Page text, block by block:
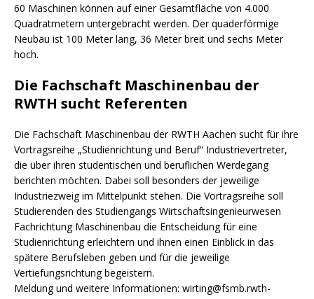
60 Maschinen können auf einer Gesamtfläche von 4.000
Quadratmetern untergebracht werden. Der quaderförmige
Neubau ist 100 Meter lang, 36 Meter breit und sechs Meter
hoch.
Die Fachschaft Maschinenbau der
RWTH sucht Referenten
Die Fachschaft Maschinenbau der RWTH Aachen sucht für ihre
Vortragsreihe „Studienrichtung und Beruf“ Industrievertreter,
die über ihren studentischen und beruflichen Werdegang
berichten möchten. Dabei soll besonders der jeweilige
Industriezweig im Mittelpunkt stehen. Die Vortragsreihe soll
Studierenden des Studiengangs Wirtschaftsingenieurwesen
Fachrichtung Maschinenbau die Entscheidung für eine
Studienrichtung erleichtern und ihnen einen Einblick in das
spätere Berufsleben geben und für die jeweilige
Vertiefungsrichtung begeistern.
Meldung und weitere Informationen: wirting@fsmb.rwth-